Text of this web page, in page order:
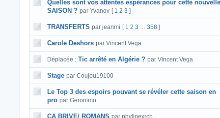
Quelles sont vos attentes espérances pour cette nouvelle
SAISON ? par Yvanov [ 1 2 3 ]
TRANSFERTS par jeanmi [ 1 2 3 358 ]
Carole Deshors par Vincent Vega
Déplacée : Tic arrêté en Algérie ? par Vincent Vega
Stage par Coujou19100
Le Top 3 des espoirs pouvant se révéler cette saison en
pro par Geronimo
CA BRIVE/ ROMANS par phylipexrcb